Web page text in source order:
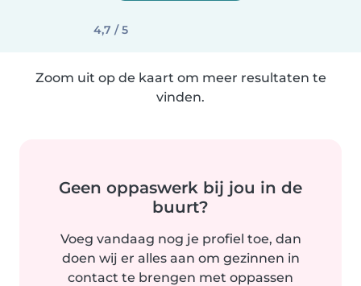
4,7 / 5
Zoom uit op de kaart om meer resultaten te
vinden.
Geen oppaswerk bij jou in de
buurt?
Voeg vandaag nog je profiel toe, dan
doen wij er alles aan om gezinnen in
contact te brengen met oppassen